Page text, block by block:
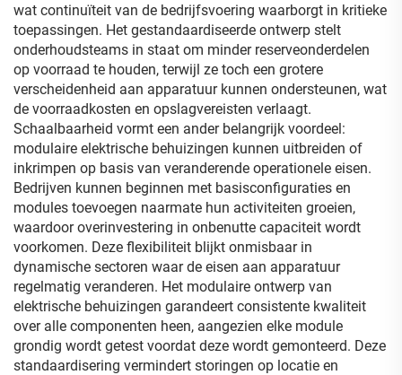
wat continuïteit van de bedrijfsvoering waarborgt in kritieke
toepassingen. Het gestandaardiseerde ontwerp stelt
onderhoudsteams in staat om minder reserveonderdelen
op voorraad te houden, terwijl ze toch een grotere
verscheidenheid aan apparatuur kunnen ondersteunen, wat
de voorraadkosten en opslagvereisten verlaagt.
Schaalbaarheid vormt een ander belangrijk voordeel:
modulaire elektrische behuizingen kunnen uitbreiden of
inkrimpen op basis van veranderende operationele eisen.
Bedrijven kunnen beginnen met basisconfiguraties en
modules toevoegen naarmate hun activiteiten groeien,
waardoor overinvestering in onbenutte capaciteit wordt
voorkomen. Deze flexibiliteit blijkt onmisbaar in
dynamische sectoren waar de eisen aan apparatuur
regelmatig veranderen. Het modulaire ontwerp van
elektrische behuizingen garandeert consistente kwaliteit
over alle componenten heen, aangezien elke module
grondig wordt getest voordat deze wordt gemonteerd. Deze
standaardisering vermindert storingen op locatie en